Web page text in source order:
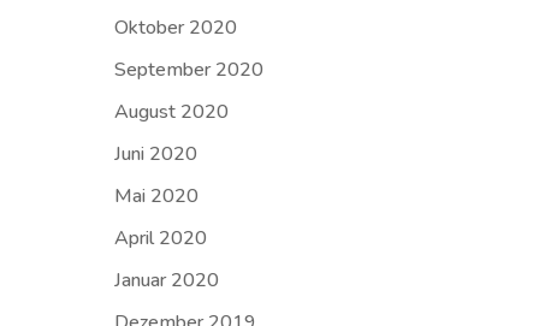
Oktober 2020
September 2020
August 2020
Juni 2020
Mai 2020
April 2020
Januar 2020